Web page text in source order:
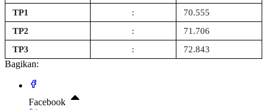
TP1
:
70.555
TP2
:
71.706
TP3
: 72.843
Bagikan:
Facebook